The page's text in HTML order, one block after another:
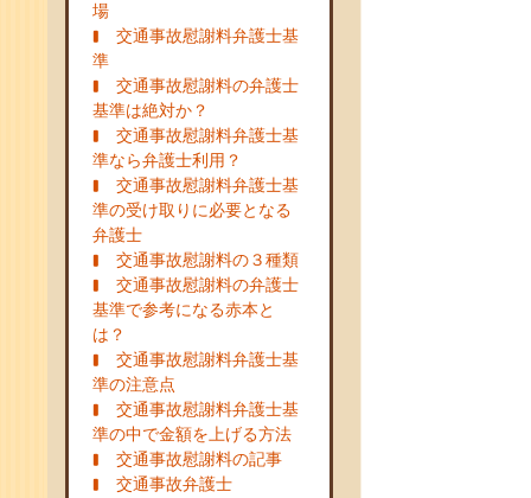
場
交通事故慰謝料弁護士基
準
交通事故慰謝料の弁護士
基準は絶対か？
交通事故慰謝料弁護士基
準なら弁護士利用？
交通事故慰謝料弁護士基
準の受け取りに必要となる
弁護士
交通事故慰謝料の３種類
交通事故慰謝料の弁護士
基準で参考になる赤本と
は？
交通事故慰謝料弁護士基
準の注意点
交通事故慰謝料弁護士基
準の中で金額を上げる方法
交通事故慰謝料の記事
交通事故弁護士